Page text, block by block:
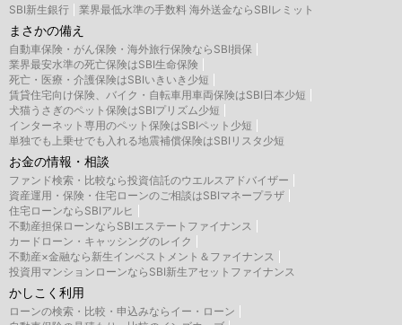
SBI新生銀行 業界最低水準の手数料 海外送金ならSBIレミット
まさかの備え
自動車保険・がん保険・海外旅行保険ならSBI損保
業界最安水準の死亡保険はSBI生命保険
死亡・医療・介護保険はSBIいきいき少短
賃貸住宅向け保険、バイク・自転車用車両保険はSBI日本少短
犬猫うさぎのペット保険はSBIプリズム少短
インターネット専用のペット保険はSBIペット少短
単独でも上乗せでも入れる地震補償保険はSBIリスタ少短
お金の情報・相談
ファンド検索・比較なら投資信託のウエルスアドバイザー
資産運用・保険・住宅ローンのご相談はSBIマネープラザ
住宅ローンならSBIアルヒ
不動産担保ローンならSBIエステートファイナンス
カードローン・キャッシングのレイク
不動産×金融なら新生インベストメント＆ファイナンス
投資用マンションローンならSBI新生アセットファイナンス
かしこく利用
ローンの検索・比較・申込みならイー・ローン